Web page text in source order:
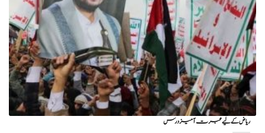
ریاض کے لیے عبرت آمیز درس